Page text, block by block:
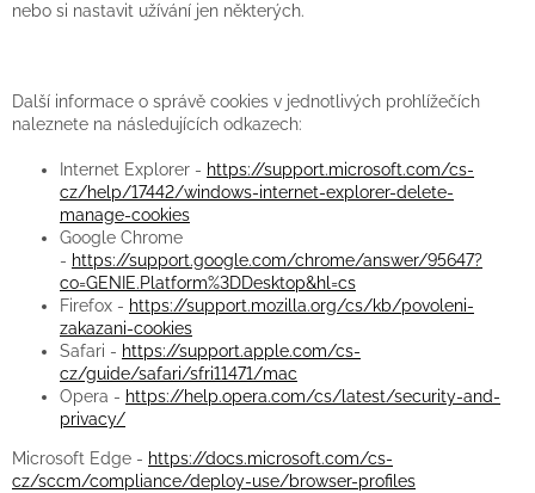
nebo si nastavit užívání jen některých.
Další informace o správě cookies v jednotlivých prohlížečích
naleznete na následujících odkazech:
Internet Explorer - https://support.microsoft.com/cs-
cz/help/17442/windows-internet-explorer-delete-
manage-cookies
Google Chrome
- https://support.google.com/chrome/answer/95647?
co=GENIE.Platform%3DDesktop&hl=cs
Firefox - https://support.mozilla.org/cs/kb/povoleni-
zakazani-cookies
Safari - https://support.apple.com/cs-
cz/guide/safari/sfri11471/mac
Opera - https://help.opera.com/cs/latest/security-and-
privacy/
Microsoft Edge - https://docs.microsoft.com/cs-
cz/sccm/compliance/deploy-use/browser-profiles